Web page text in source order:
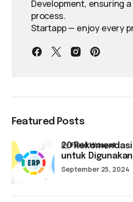
Development, ensuring
process.
Startapp — enjoy every
Featured Posts
20 Rekomendasi
untuk
byFarid Hidayat
September 25, 2024